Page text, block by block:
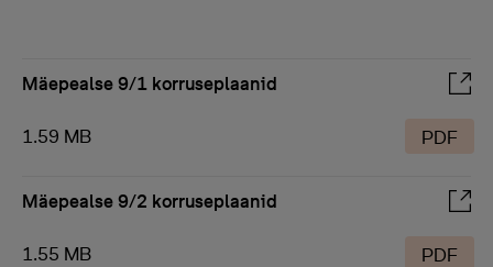
Mäepealse 9/1 korruseplaanid
1.59 MB PDF
Mäepealse 9/2 korruseplaanid
1.55 MB PDF